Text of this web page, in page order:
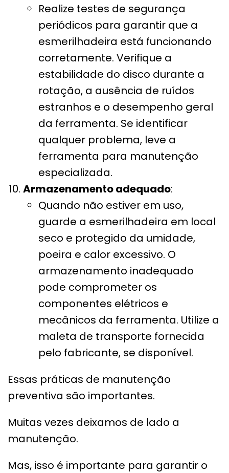
Realize testes de segurança
periódicos para garantir que a
esmerilhadeira está funcionando
corretamente. Verifique a
estabilidade do disco durante a
rotação, a ausência de ruídos
estranhos e o desempenho geral
da ferramenta. Se identificar
qualquer problema, leve a
ferramenta para manutenção
especializada.
Armazenamento adequado:
Quando não estiver em uso,
guarde a esmerilhadeira em local
seco e protegido da umidade,
poeira e calor excessivo. O
armazenamento inadequado
pode comprometer os
componentes elétricos e
mecânicos da ferramenta. Utilize a
maleta de transporte fornecida
pelo fabricante, se disponível.
Essas práticas de manutenção
preventiva são importantes.
Muitas vezes deixamos de lado a
manutenção.
Mas, isso é importante para garantir o